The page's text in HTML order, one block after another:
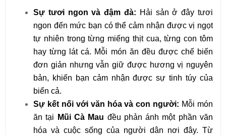
Sự tươi ngon và đậm đà: Hải sản ở đây tươi
ngon đến mức bạn có thể cảm nhận được vị ngọt
tự nhiên trong từng miếng thịt cua, từng con tôm
hay từng lát cá. Mỗi món ăn đều được chế biến
đơn giản nhưng vẫn giữ được hương vị nguyên
bản, khiến bạn cảm nhận được sự tinh túy của
biển cả.
Sự kết nối với văn hóa và con người: Mỗi món
ăn tại
Mũi Cà Mau đều phản ánh một phần văn
hóa và cuộc sống của người dân nơi đây. Từ